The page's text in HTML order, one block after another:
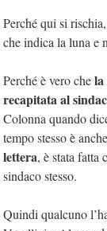
Perché qui si
che indica la luna e
Perché è vero chela
recapitata al
Colonna quando
tempo stesso è
lettera, è stata fatta
sindaco stesso.
Quindi qualcuno